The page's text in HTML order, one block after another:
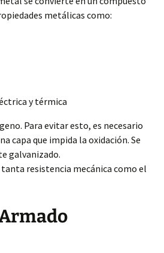
metálicas como:
y térmica
Para evitar esto, es necesario
capa que impida la oxidación. Se
galvanizado.
resistencia mecánica como el